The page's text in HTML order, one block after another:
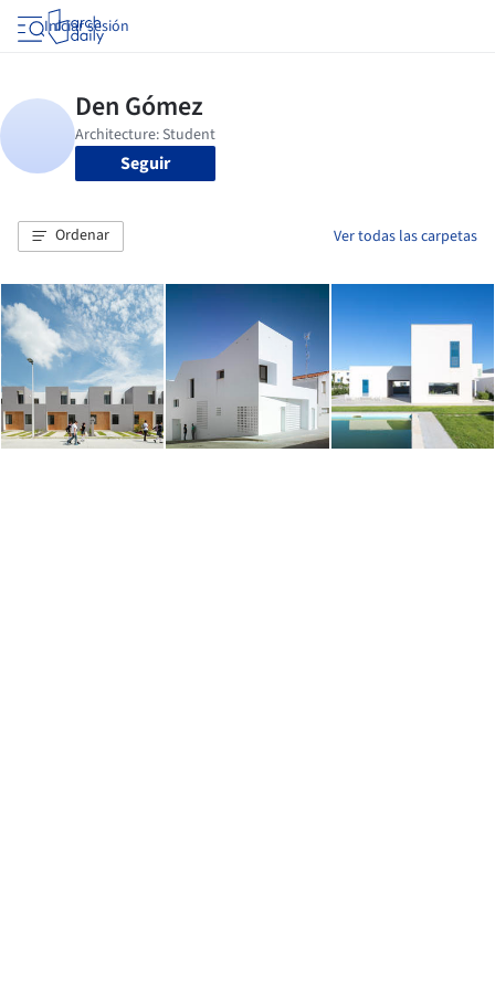
Iniciar sesión
Seguir
Ordenar Ver todas las carpetas